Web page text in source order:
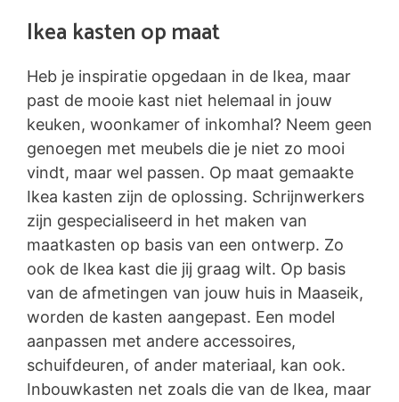
Ikea kasten op maat
Heb je inspiratie opgedaan in de Ikea, maar
past de mooie kast niet helemaal in jouw
keuken, woonkamer of inkomhal? Neem geen
genoegen met meubels die je niet zo mooi
vindt, maar wel passen. Op maat gemaakte
Ikea kasten zijn de oplossing. Schrijnwerkers
zijn gespecialiseerd in het maken van
maatkasten op basis van een ontwerp. Zo
ook de Ikea kast die jij graag wilt. Op basis
van de afmetingen van jouw huis in Maaseik,
worden de kasten aangepast. Een model
aanpassen met andere accessoires,
schuifdeuren, of ander materiaal, kan ook.
Inbouwkasten net zoals die van de Ikea, maar